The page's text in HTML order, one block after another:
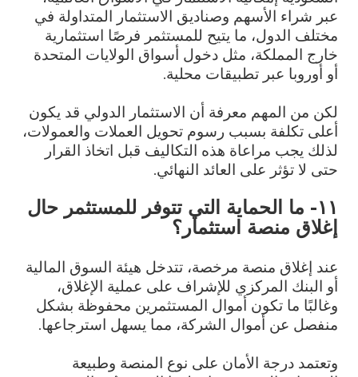
عبر شراء الأسهم وصناديق الاستثمار المتداولة في
مختلف الدول، ما يتيح للمستثمر فرصًا استثمارية
خارج المملكة، مثل دخول أسواق الولايات المتحدة
أو أوروبا عبر تطبيقات محلية.
لكن من المهم معرفة أن الاستثمار الدولي قد يكون
أعلى تكلفة بسبب رسوم تحويل العملات والعمولات،
لذلك يجب مراعاة هذه التكاليف قبل اتخاذ القرار
حتى لا تؤثر على العائد النهائي.
١١- ما الحماية التي تتوفر للمستثمر حال
إغلاق منصة استثمار؟
عند إغلاق منصة مرخصة، تتدخل هيئة السوق المالية
أو البنك المركزي للإشراف على عملية الإغلاق،
وغالبًا ما تكون أموال المستثمرين محفوظة بشكل
منفصل عن أموال الشركة، مما يسهل استرجاعها.
وتعتمد درجة الأمان على نوع المنصة وطبيعة